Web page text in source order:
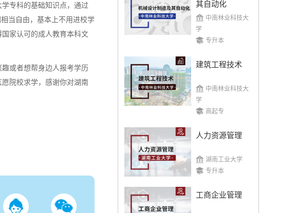
专科的基础知识点，通过
当自由，基本上不用进校学
家认可的成人教育本科文
或者想帮身边人报考学历
院校求学，感谢你对湖南
其自动化
中南林业科技大
学
专升本
建筑工程技术
中南林业科技大
学
高起专
人力资源管理
湖南工业大学
专升本
工商企业管理